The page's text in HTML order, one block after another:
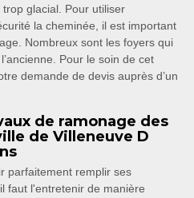
glacial. Pour utiliser
la cheminée, il est important
Nombreux sont les foyers qui
Pour le soin de cet
demande de devis auprès d’un
de ramonage des
de Villeneuve D
parfaitement remplir ses
faut l'entretenir de manière